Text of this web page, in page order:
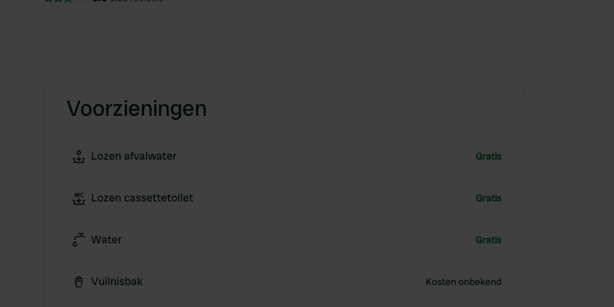
Voorzieningen
Lozen afvalwater Gratis
Lozen cassettetoilet Gratis
Water Gratis
Vuilnisbak Kosten onbekend